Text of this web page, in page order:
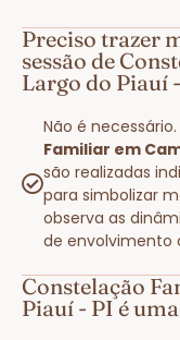
Preciso trazer
sessão de
Largo do Piauí
Não é
Familiar em
são realizadas
para simbolizar
observa as
de envolvimento
Constelação
Piauí - PI é